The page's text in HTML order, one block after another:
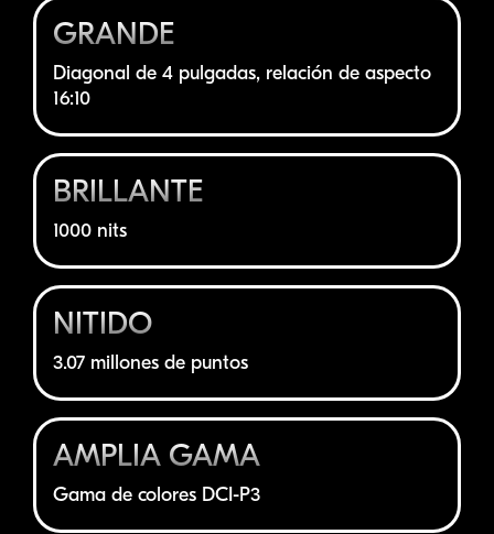
GRANDE
Diagonal de 4 pulgadas, relación de aspecto
16:10
BRILLANTE
1000 nits
NÍTIDO
3.07 millones de puntos
AMPLIA GAMA
Gama de colores DCI-P3